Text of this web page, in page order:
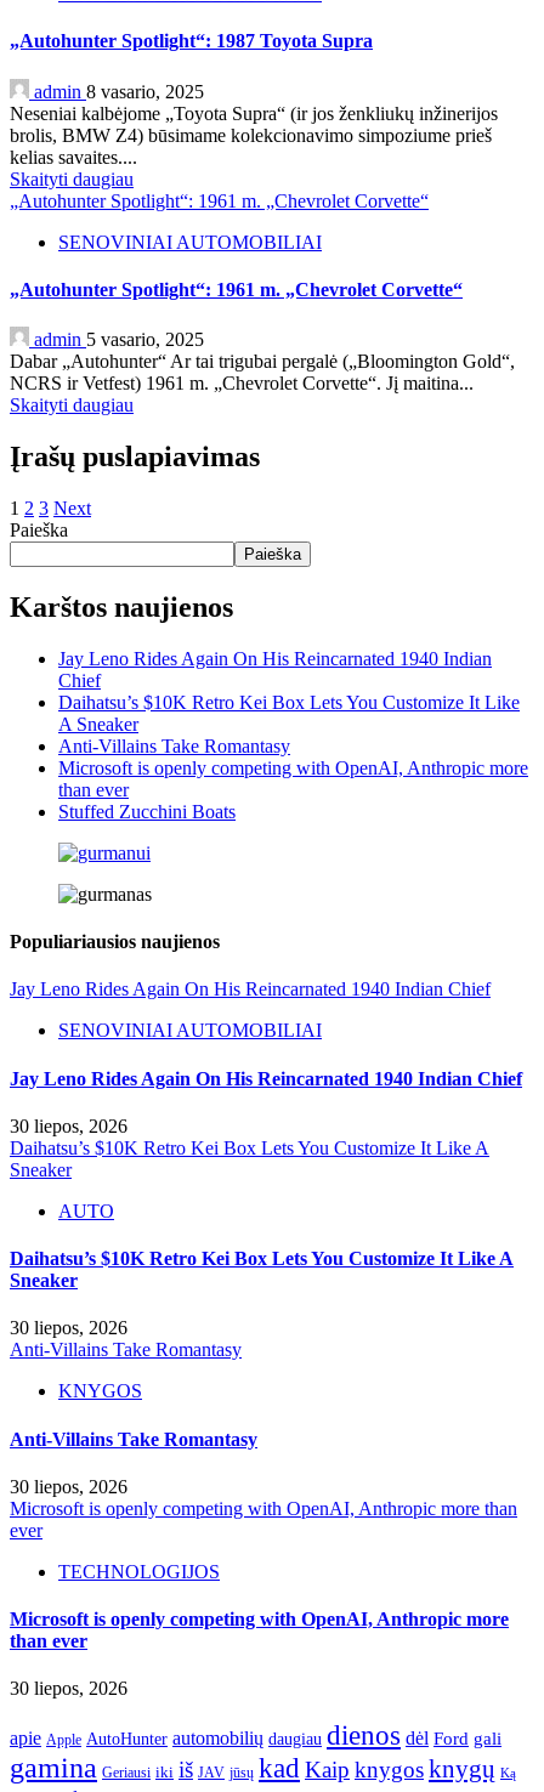
„Autohunter Spotlight“: 1987 Toyota Supra
admin 8 vasario, 2025
Neseniai kalbėjome „Toyota Supra“ (ir jos ženkliukų inžinerijos
brolis, BMW Z4) būsimame kolekcionavimo simpoziume prieš
kelias savaites....
Skaityti daugiau
„Autohunter Spotlight“: 1961 m. „Chevrolet Corvette“
SENOVINIAI AUTOMOBILIAI
„Autohunter Spotlight“: 1961 m. „Chevrolet Corvette“
admin 5 vasario, 2025
Dabar „Autohunter“ Ar tai trigubai pergalė („Bloomington Gold“,
NCRS ir Vetfest) 1961 m. „Chevrolet Corvette“. Jį maitina...
Skaityti daugiau
Įrašų puslapiavimas
1 2 3 Next
Paieška
Paieška
Karštos naujienos
Jay Leno Rides Again On His Reincarnated 1940 Indian
Chief
Daihatsu’s $10K Retro Kei Box Lets You Customize It Like
A Sneaker
Anti-Villains Take Romantasy
Microsoft is openly competing with OpenAI, Anthropic more
than ever
Stuffed Zucchini Boats
Populiariausios naujienos
Jay Leno Rides Again On His Reincarnated 1940 Indian Chief
SENOVINIAI AUTOMOBILIAI
Jay Leno Rides Again On His Reincarnated 1940 Indian Chief
30 liepos, 2026
Daihatsu’s $10K Retro Kei Box Lets You Customize It Like A
Sneaker
AUTO
Daihatsu’s $10K Retro Kei Box Lets You Customize It Like A
Sneaker
30 liepos, 2026
Anti-Villains Take Romantasy
KNYGOS
Anti-Villains Take Romantasy
30 liepos, 2026
Microsoft is openly competing with OpenAI, Anthropic more than
ever
TECHNOLOGIJOS
Microsoft is openly competing with OpenAI, Anthropic more
than ever
30 liepos, 2026
apie Apple AutoHunter automobilių daugiau dienos dėl Ford gali
gamina Geriausi iki iš JAV jūsų kadKaip knygosknygų Ką